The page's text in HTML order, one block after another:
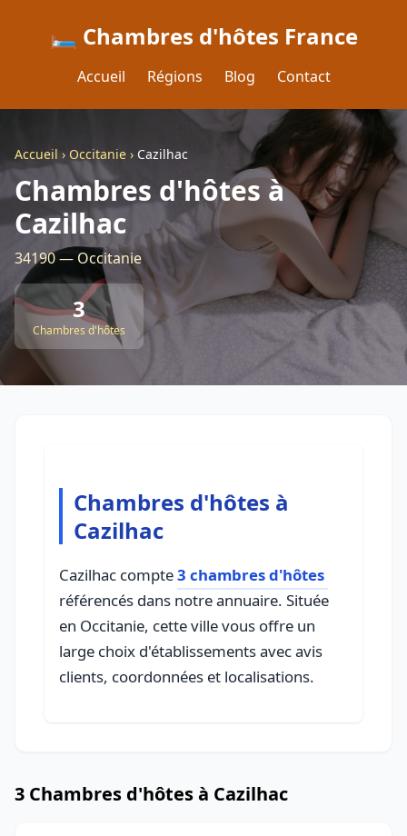
🛏️ Chambres d'hôtes France
Accueil Régions Blog Contact
Accueil › Occitanie › Cazilhac
Chambres d'hôtes à
Cazilhac
34190 — Occitanie
3
Chambres d'hôtes
Chambres d'hôtes à
Cazilhac
Cazilhac compte3 chambres d'hôtes
référencés dans notre annuaire. Située
en Occitanie, cette ville vous offre un
large choix d'établissements avec avis
clients, coordonnées et localisations.
3 Chambres d'hôtes à Cazilhac